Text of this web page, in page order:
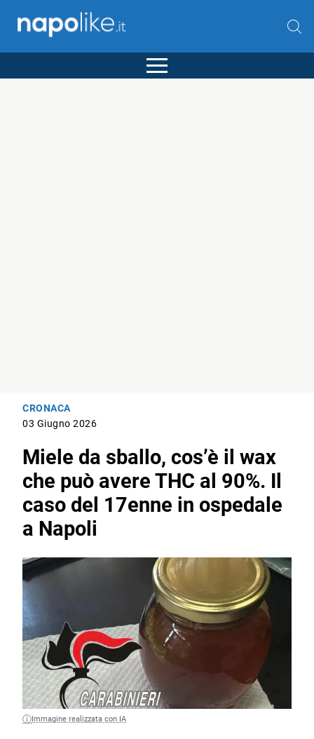
CRONACA
03 Giugno 2026
Miele da sballo, cos’è il wax
che può avere THC al 90%. Il
caso del 17enne in ospedale
a Napoli
Immagine realizzata con IA